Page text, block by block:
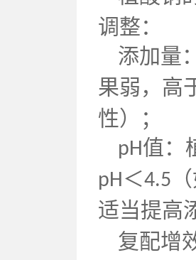
调整：
添加量
果弱，高
性）；
pH值：
pH＜4.5
适当提高
复配增